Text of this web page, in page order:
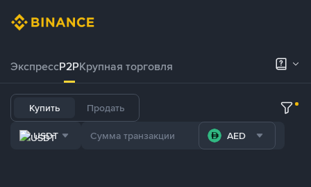
ЭкспрессP2PКрупная торговля
Купить Продать
USDT AED